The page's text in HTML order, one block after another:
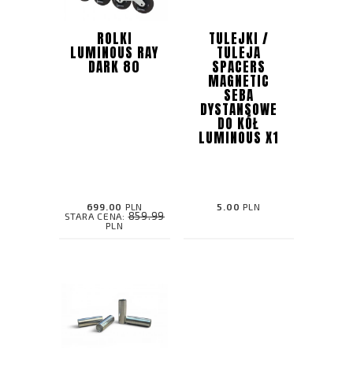
ROLKI
LUMINOUS RAY
DARK 80
699.00 PLN
STARA CENA:859.99
PLN
TULEJKI /
TULEJA
SPACERS
MAGNETIC
SEBA
DYSTANSOWE
DO KÓŁ
LUMINOUS X1
5.00 PLN